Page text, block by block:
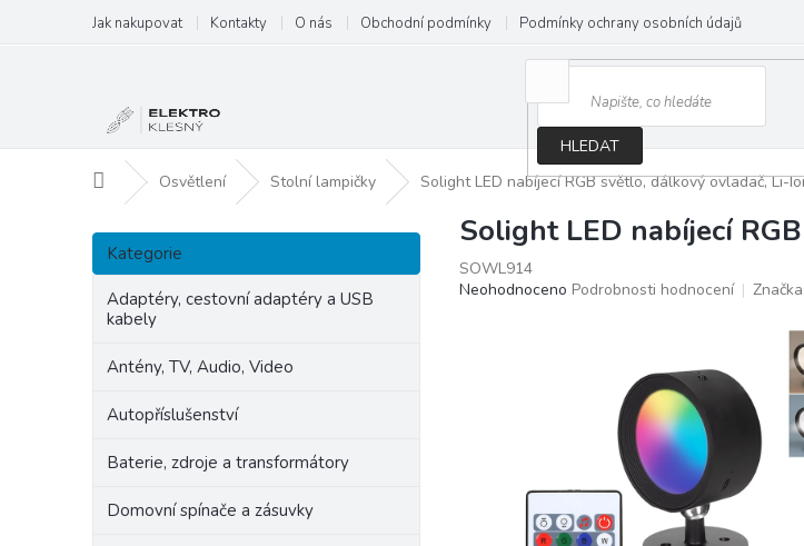
obsah
Jak nakupovat Kontakty O nás Obchodní podmínky Podmínky ochrany osobních údajů
HLEDAT
Domů Osvětlení Stolní lampičky Solight LED nabíjecí RGB světlo, dálkový ovladač, Li-
P
s
Přeskočit
kategorie
Kategorie
Adaptéry, cestovní adaptéry a USB
kabely
Antény, TV, Audio, Video
Autopříslušenství
Baterie, zdroje a transformátory
Domovní spínače a zásuvky
Solight LED nabíjecí
SOWL914
Průměrné
Neohodnoceno Podrobnosti hodnocení Značka: